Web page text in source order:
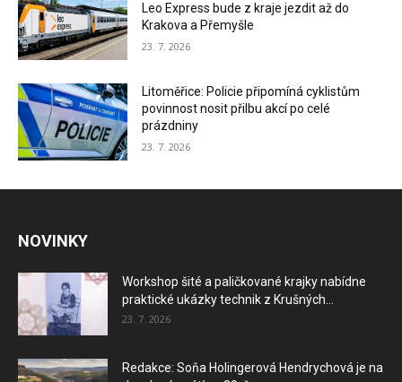
Leo Express bude z kraje jezdit až do
Krakova a Přemyšle
23. 7. 2026
Litoměřice: Policie připomíná cyklistům
povinnost nosit přilbu akcí po celé
prázdniny
23. 7. 2026
NOVINKY
Workshop šité a paličkované krajky nabídne
praktické ukázky technik z Krušných...
23. 7. 2026
Redakce: Soňa Holingerová Hendrychová je na